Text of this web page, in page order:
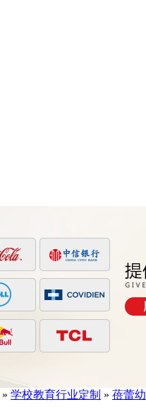
» 学校教育行业定制 » 蓓蕾